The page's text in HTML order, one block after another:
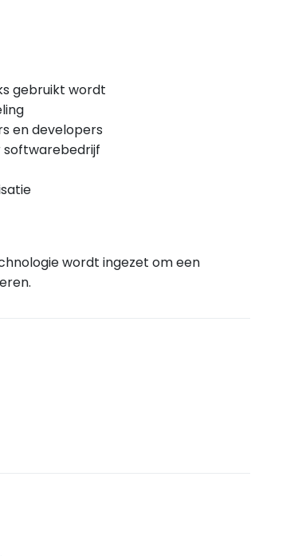
gebruikt wordt
en developers
softwarebedrijf
wordt ingezet om een